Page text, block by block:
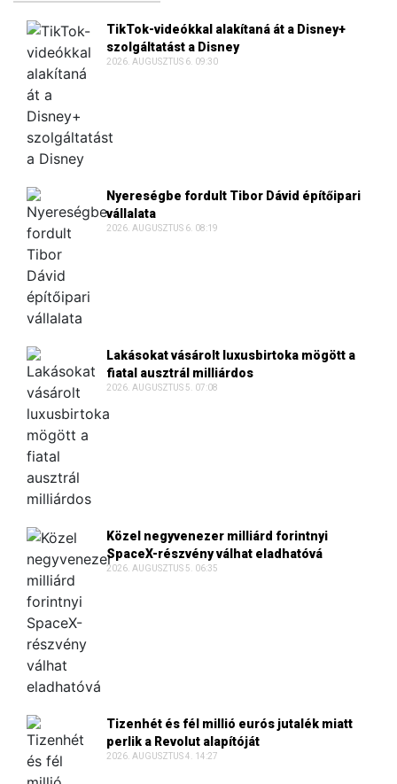
TikTok-videókkal alakítaná át a Disney+
szolgáltatást a Disney
2026. AUGUSZTUS 6. 09:30
Nyereségbe fordult Tibor Dávid építőipari
vállalata
2026. AUGUSZTUS 6. 08:19
Lakásokat vásárolt luxusbirtoka mögött a
fiatal ausztrál milliárdos
2026. AUGUSZTUS 5. 07:08
Közel negyvenezer milliárd forintnyi
SpaceX-részvény válhat eladhatóvá
2026. AUGUSZTUS 5. 06:35
Tizenhét és fél millió eurós jutalék miatt
perlik a Revolut alapítóját
2026. AUGUSZTUS 4. 14:27